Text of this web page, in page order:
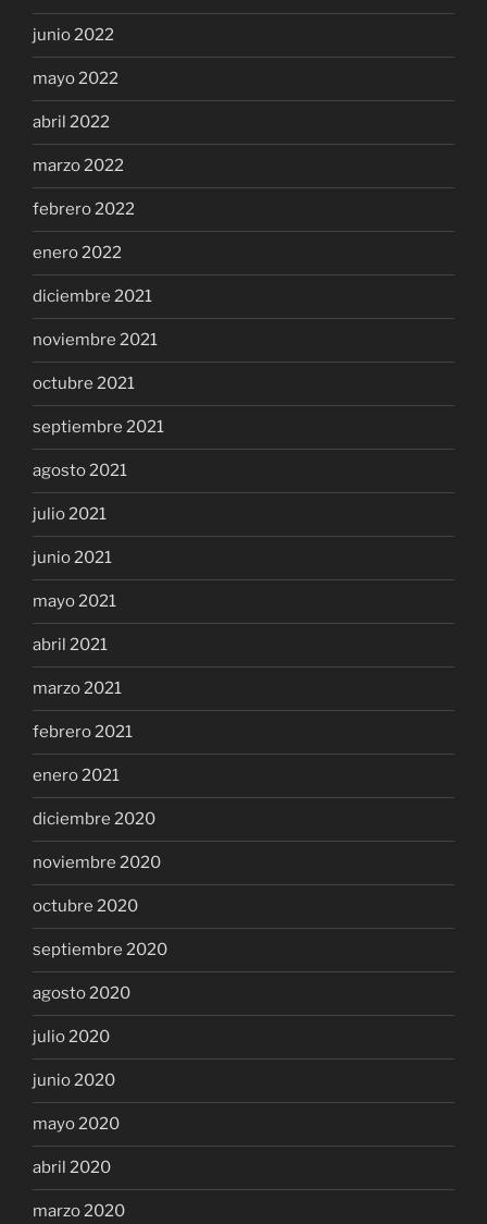
junio 2022
mayo 2022
abril 2022
marzo 2022
febrero 2022
enero 2022
diciembre 2021
noviembre 2021
octubre 2021
septiembre 2021
agosto 2021
julio 2021
junio 2021
mayo 2021
abril 2021
marzo 2021
febrero 2021
enero 2021
diciembre 2020
noviembre 2020
octubre 2020
septiembre 2020
agosto 2020
julio 2020
junio 2020
mayo 2020
abril 2020
marzo 2020